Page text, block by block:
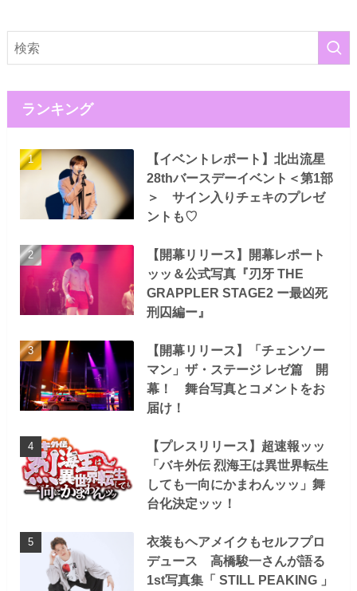
ランキング
【イベントレポート】北出流星
28thバースデーイベント＜第1部
＞ サイン入りチェキのプレゼ
ントも♡
【開幕リリース】開幕レポート
ッッ＆公式写真『刃牙 THE
GRAPPLER STAGE2 ー最凶死
刑囚編ー』
【開幕リリース】「チェンソー
マン」ザ・ステージ レゼ篇 開
幕！ 舞台写真とコメントをお
届け！
【プレスリリース】超速報ッッ
「バキ外伝 烈海王は異世界転生
しても一向にかまわんッッ」舞
台化決定ッッ！
衣装もヘアメイクもセルフプロ
デュース 高橋駿一さんが語る
1st写真集「 STILL PEAKING 」